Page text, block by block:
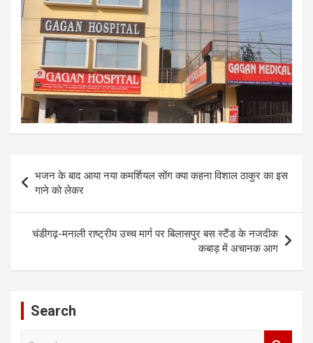
navigation
भजन के बाद आया नया कमर्शियल सोंग क्या कहना विशाल ठाकुर का इस
गाने को लेकर
चंडीगढ़-मनाली राष्ट्रीय उच्च मार्ग पर बिलासपुर बस स्टैंड के नजदीक
कबाड़ में अचानक आग
Search